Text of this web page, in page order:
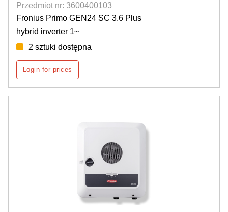
Przedmiot nr: 3600400103
Fronius Primo GEN24 SC 3.6 Plus
hybrid inverter 1~
2 sztuki dostępna
Login for prices